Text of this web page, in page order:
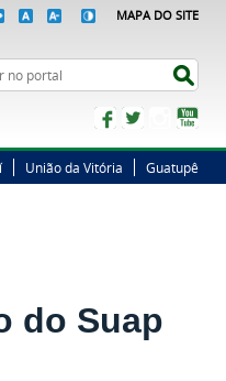
MAPA DO SITE
FacebookTwitterInstagram
União da Vitória Guatupê
do Suap